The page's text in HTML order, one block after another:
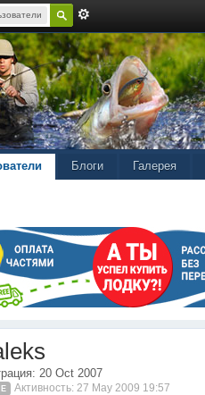
Блоги Галерея
20 Oct 2007
Активность: 27 May 2009 19:57